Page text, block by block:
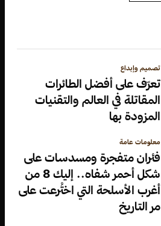
تصميم وإبداع
تعرّف على أفضل الطائرات
المقاتلة في العالم والتقنيات
المزودة بها
معلومات عامة
فئران متفجرة ومسدسات على
شكل أحمر شفاه.. إليك 8 من
أغرب الأسلحة التي اختُرعت على
مر التاريخ